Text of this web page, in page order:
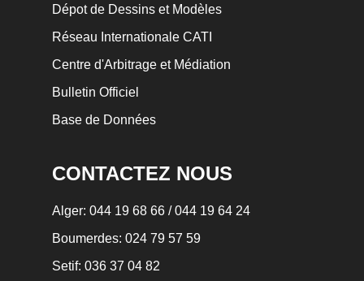
Dépot de Dessins et Modèles
Réseau Internationale CATI
Centre d'Arbitrage et Médiation
Bulletin Officiel
Base de Données
CONTACTEZ NOUS
Alger: 044 19 68 66 / 044 19 64 24
Boumerdes: 024 79 57 59
Setif: 036 37 04 82